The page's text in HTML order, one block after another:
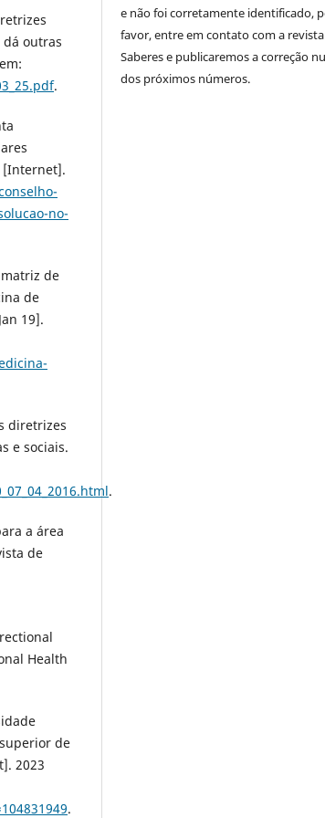
outras
.
[Internet].
no-
matriz de
de
19].
diretrizes
e sociais.
.
a área
de
Health
de
2023
.
e não foi corretamente identificado,
favor, entre em contato com a revista
Saberes e publicaremos a correção
dos próximos números.